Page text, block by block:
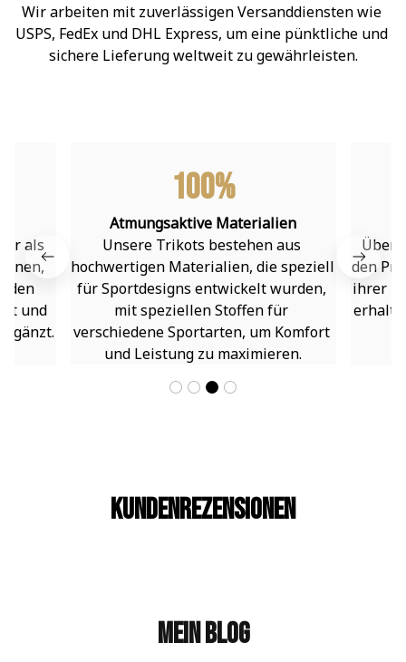
Wir arbeiten mit zuverlässigen Versanddiensten wie
USPS, FedEx und DHL Express, um eine pünktliche und
sichere Lieferung weltweit zu gewährleisten.
als
und
100%
Atmungsaktive Materialien
Unsere Trikots bestehen aus
hochwertigen Materialien, die speziell
für Sportdesigns entwickelt wurden,
mit speziellen Stoffen für
verschiedene Sportarten, um Komfort
und Leistung zu maximieren.
Über
den
ihrer
Kundenrezensionen
Mein Blog